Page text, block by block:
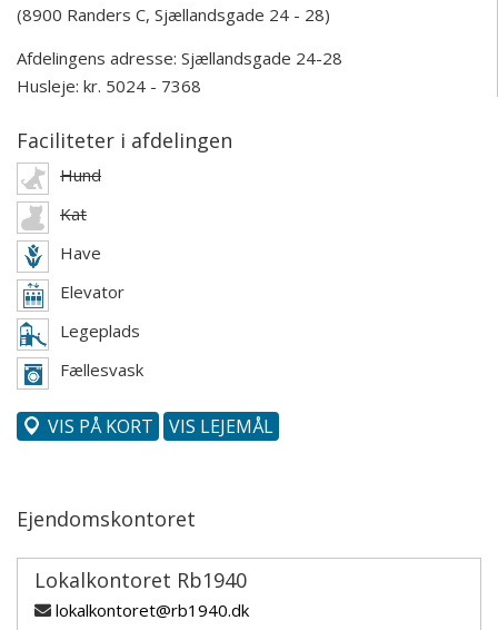
(8900 Randers C, Sjællandsgade 24 - 28)
Afdelingens adresse: Sjællandsgade 24-28
Husleje: kr. 5024 - 7368
Faciliteter i afdelingen
Hund
Kat
Have
Elevator
Legeplads
Fællesvask
VIS PÅ KORT VIS LEJEMÅL
Ejendomskontoret
Lokalkontoret Rb1940
lokalkontoret@rb1940.dk